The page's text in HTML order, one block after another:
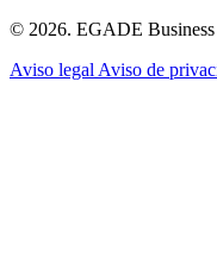
© 2026. EGADE Business
Aviso legal Aviso de